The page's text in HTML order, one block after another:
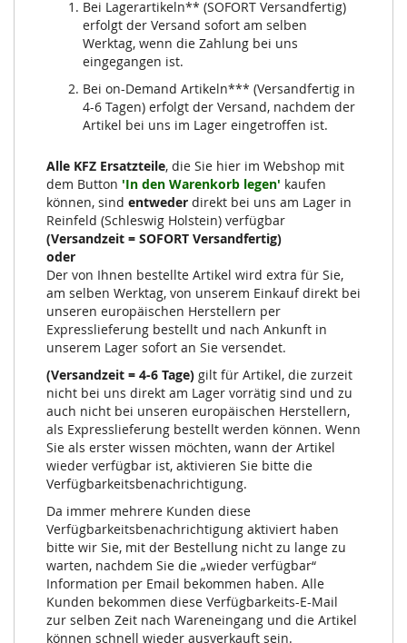
Bei Lagerartikeln** (SOFORT Versandfertig)
erfolgt der Versand sofort am selben
Werktag, wenn die Zahlung bei uns
eingegangen ist.
Bei on-Demand Artikeln*** (Versandfertig in
4-6 Tagen) erfolgt der Versand, nachdem der
Artikel bei uns im Lager eingetroffen ist.
Alle KFZ Ersatzteile, die Sie hier im Webshop mit
dem Button 'In den Warenkorb legen' kaufen
können, sind entweder direkt bei uns am Lager in
Reinfeld (Schleswig Holstein) verfügbar
(Versandzeit = SOFORT Versandfertig)
oder
Der von Ihnen bestellte Artikel wird extra für Sie,
am selben Werktag, von unserem Einkauf direkt bei
unseren europäischen Herstellern per
Expresslieferung bestellt und nach Ankunft in
unserem Lager sofort an Sie versendet.
(Versandzeit = 4-6 Tage) gilt für Artikel, die zurzeit
nicht bei uns direkt am Lager vorrätig sind und zu
auch nicht bei unseren europäischen Herstellern,
als Expresslieferung bestellt werden können. Wenn
Sie als erster wissen möchten, wann der Artikel
wieder verfügbar ist, aktivieren Sie bitte die
Verfügbarkeitsbenachrichtigung.
Da immer mehrere Kunden diese
Verfügbarkeitsbenachrichtigung aktiviert haben
bitte wir Sie, mit der Bestellung nicht zu lange zu
warten, nachdem Sie die „wieder verfügbar“
Information per Email bekommen haben. Alle
Kunden bekommen diese Verfügbarkeits-E-Mail
zur selben Zeit nach Wareneingang und die Artikel
können schnell wieder ausverkauft sein.